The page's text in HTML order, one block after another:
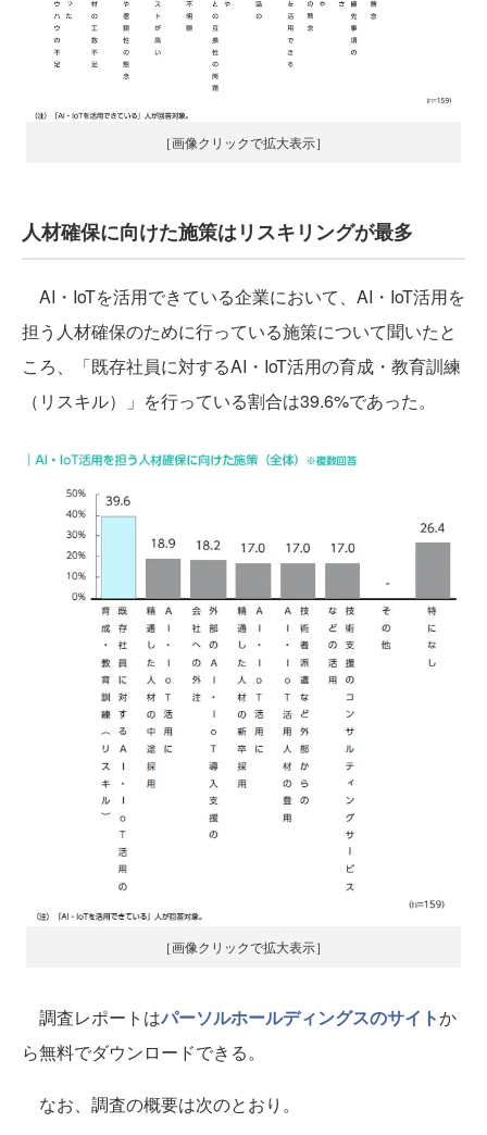
［画像クリックで拡大表示］
人材確保に向けた施策はリスキリングが最多
AI・IoTを活用できている企業において、AI・IoT活用を
担う人材確保のために行っている施策について聞いたと
ころ、「既存社員に対するAI・IoT活用の育成・教育訓練
（リスキル）」を行っている割合は39.6%であった。
［画像クリックで拡大表示］
調査レポートはパーソルホールディングスのサイトか
ら無料でダウンロードできる。
なお、調査の概要は次のとおり。